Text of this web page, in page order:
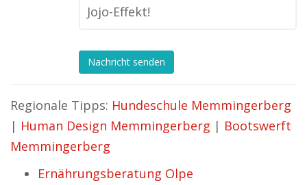
Jojo-Effekt!
Nachricht senden
Regionale Tipps: Hundeschule Memmingerberg
| Human Design Memmingerberg | Bootswerft
Memmingerberg
Ernährungsberatung Olpe